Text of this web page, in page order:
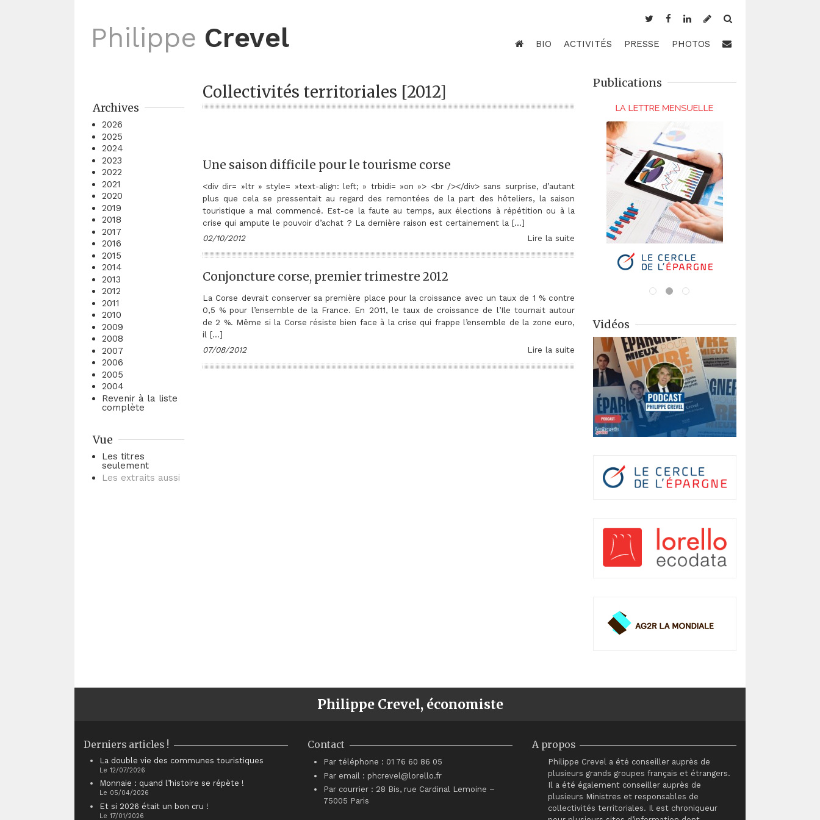
Philippe Crevel BIO ACTIVITÉS PRESSE PHOTOS
Archives
2026
2025
2024
2023
2022
2021
2020
2019
2018
2017
2016
2015
2014
2013
2012
2011
2010
2009
2008
2007
2006
2005
2004
Revenir à la liste
complète
Vue
Les titres
seulement
Les extraits aussi
Collectivités territoriales [2012]
Une saison difficile pour le tourisme corse
<div dir= »ltr » style= »text-align: left; » trbidi= »on »> <br /></div> sans surprise, d’autant
plus que cela se pressentait au regard des remontées de la part des hôteliers, la saison
touristique a mal commencé. Est-ce la faute au temps, aux élections à répétition ou à la
crise qui ampute le pouvoir d’achat ? La dernière raison est certainement la […]
02/10/2012
Lire la suite
Conjoncture corse, premier trimestre 2012
La Corse devrait conserver sa première place pour la croissance avec un taux de 1 % contre
0,5 % pour l’ensemble de la France. En 2011, le taux de croissance de l’Ile tournait autour
de 2 %. Même si la Corse résiste bien face à la crise qui frappe l’ensemble de la zone euro,
il […]
07/08/2012
Lire la suite
Publications
Vidéos
Philippe Crevel, économiste
Derniers articles !
La double vie des communes touristiques
Le 12/07/2026
Monnaie : quand l’histoire se répète !
Le 05/04/2026
Et si 2026 était un bon cru !
Le 17/01/2026
Contact
Par téléphone : 01 76 60 86 05
Par email : phcrevel@lorello.fr
Par courrier : 28 Bis, rue Cardinal Lemoine –
75005 Paris
A propos
Philippe Crevel a été conseiller auprès de
plusieurs grands groupes français et étrangers.
Il a été également conseiller auprès de
plusieurs Ministres et responsables de
collectivités territoriales. Il est chroniqueur